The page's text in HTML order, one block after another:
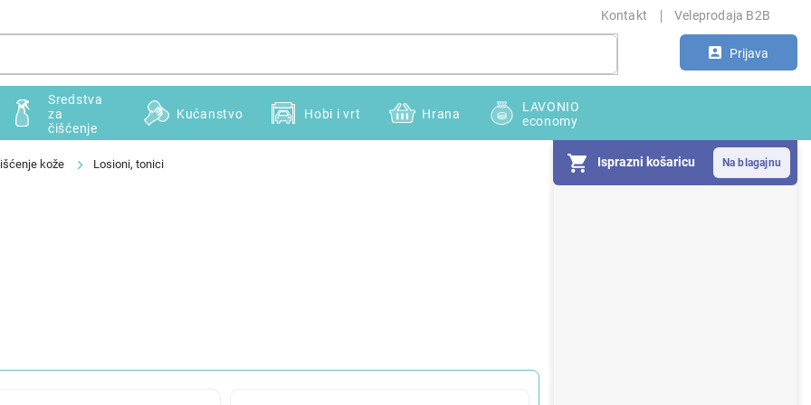
Kontakt Veleprodaja B2B
Prijava
Isprazni košaricu
Sredstva
za
čišćenje
Kućanstvo Hobi i vrt Hrana
LAVONIO
economy
kože Losioni, tonici